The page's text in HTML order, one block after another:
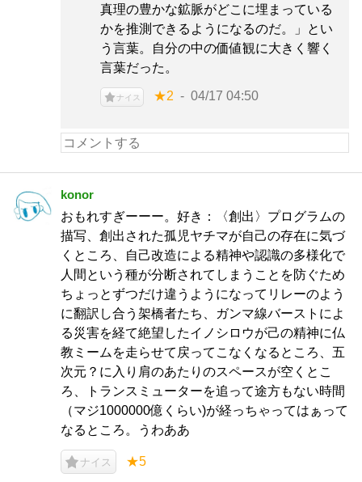
真理の豊かな鉱脈がどこに埋まっている
かを推測できるようになるのだ。」とい
う言葉。自分の中の価値観に大きく響く
言葉だった。
ナイス ★2 04/17 04:50
konor
おもれすぎーーー。好き：〈創出〉プログラムの
描写、創出された孤児ヤチマが自己の存在に気づ
くところ、自己改造による精神や認識の多様化で
人間という種が分断されてしまうことを防ぐため
ちょっとずつだけ違うようになってリレーのよう
に翻訳し合う架橋者たち、ガンマ線バーストによ
る災害を経て絶望したイノシロウが己の精神に仏
教ミームを走らせて戻ってこなくなるところ、五
次元？に入り肩のあたりのスペースが空くとこ
ろ、トランスミューターを追って途方もない時間
（マジ1000000億くらい)が経っちゃってはぁって
なるところ。うわああ
ナイス ★5